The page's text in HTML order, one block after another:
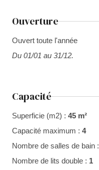
Ouverture
Ouvert toute l'année
Du 01/01 au 31/12.
Capacité
Superficie (m2) : 45 m²
Capacité maximum : 4
Nombre de salles de bain :
Nombre de lits double : 1